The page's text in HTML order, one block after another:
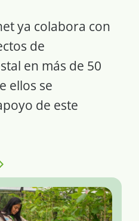
ya colabora con
de
en más de 50
ellos se
de este